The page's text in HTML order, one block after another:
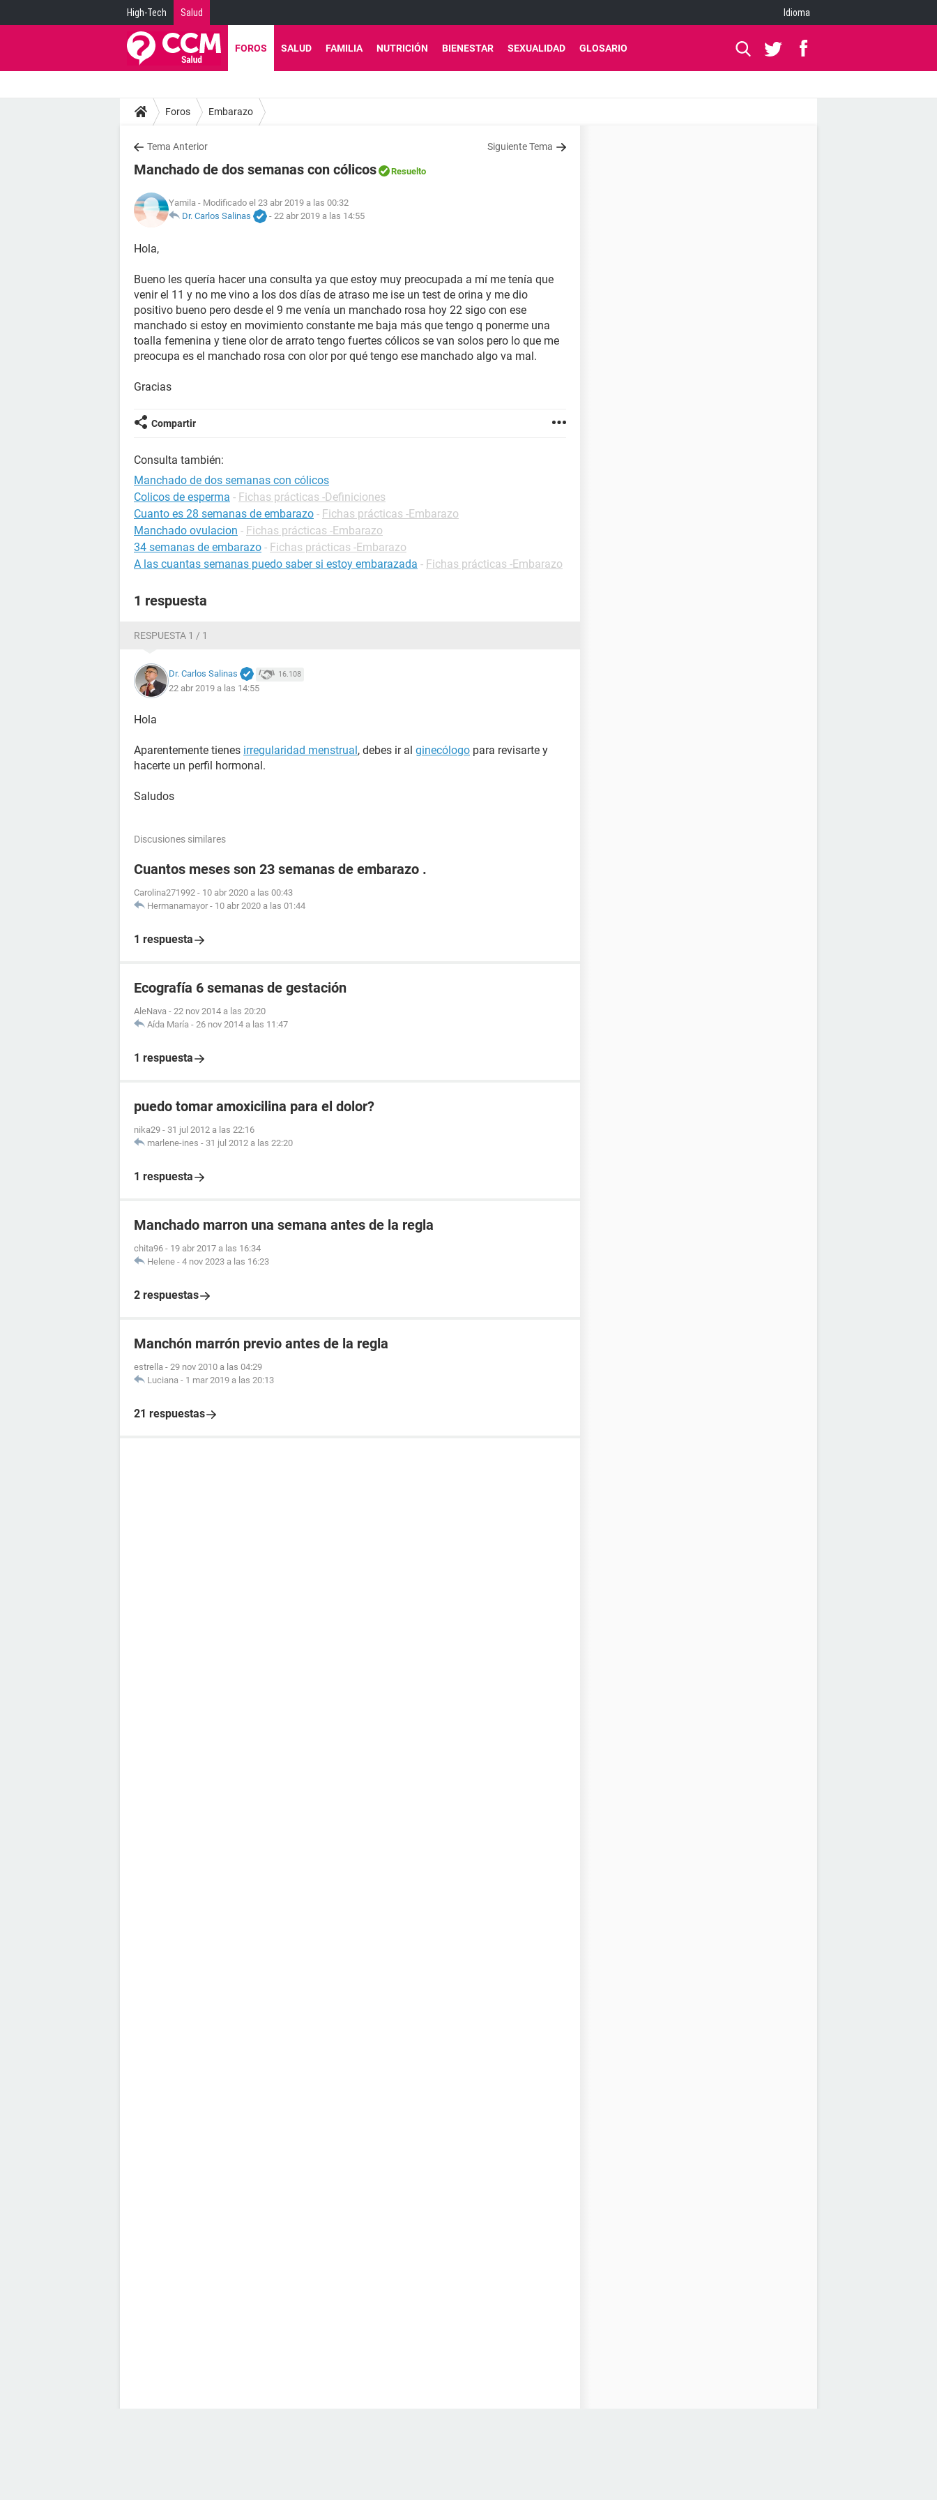
High-Tech Salud Idioma
FOROS SALUD FAMILIA NUTRICIÓN BIENESTAR SEXUALIDAD GLOSARIO
Foros Embarazo
Tema Anterior Siguiente Tema
Manchado de dos semanas con cólicos Resuelto
Yamila - Modificado el 23 abr 2019 a las 00:32
Dr. Carlos Salinas
- 22 abr 2019 a las 14:55
Hola,
Bueno les quería hacer una consulta ya que estoy muy preocupada a mí me tenía que
venir el 11 y no me vino a los dos días de atraso me ise un test de orina y me dio
positivo bueno pero desde el 9 me venía un manchado rosa hoy 22 sigo con ese
manchado si estoy en movimiento constante me baja más que tengo q ponerme una
toalla femenina y tiene olor de arrato tengo fuertes cólicos se van solos pero lo que me
preocupa es el manchado rosa con olor por qué tengo ese manchado algo va mal.
Gracias
Compartir
Consulta también:
Manchado de dos semanas con cólicos
Colicos de esperma - Fichas prácticas -Definiciones
Cuanto es 28 semanas de embarazo - Fichas prácticas -Embarazo
Manchado ovulacion - Fichas prácticas -Embarazo
34 semanas de embarazo - Fichas prácticas -Embarazo
A las cuantas semanas puedo saber si estoy embarazada - Fichas prácticas -Embarazo
1 respuesta
RESPUESTA 1 / 1
Dr. Carlos Salinas 16.108
22 abr 2019 a las 14:55
Hola
Aparentemente tienes irregularidad menstrual, debes ir al ginecólogo para revisarte y
hacerte un perfil hormonal.
Saludos
Discusiones similares
Cuantos meses son 23 semanas de embarazo .
Carolina271992 - 10 abr 2020 a las 00:43
Hermanamayor - 10 abr 2020 a las 01:44
1 respuesta
Ecografía 6 semanas de gestación
AleNava - 22 nov 2014 a las 20:20
Aída María - 26 nov 2014 a las 11:47
1 respuesta
puedo tomar amoxicilina para el dolor?
nika29 - 31 jul 2012 a las 22:16
marlene-ines - 31 jul 2012 a las 22:20
1 respuesta
Manchado marron una semana antes de la regla
chita96 - 19 abr 2017 a las 16:34
Helene - 4 nov 2023 a las 16:23
2 respuestas
Manchón marrón previo antes de la regla
estrella - 29 nov 2010 a las 04:29
Luciana - 1 mar 2019 a las 20:13
21 respuestas